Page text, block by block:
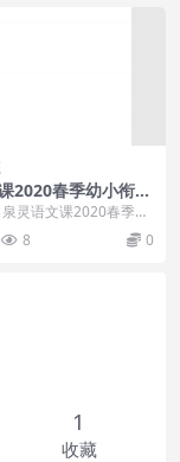
2020春季幼小衔接
灵语文课2020春季幼
课程，课程学习内容
和识...
8 0
1
收藏